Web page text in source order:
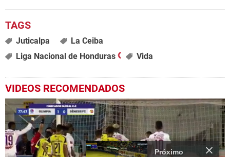
Juticalpa
La Ceiba
Liga Nacional de Honduras
Vida
VIDEOS RECOMENDADOS
Próximo